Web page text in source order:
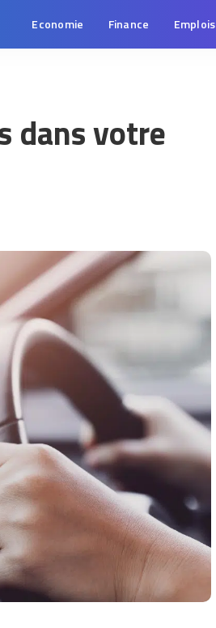
Economie Finance Emplois
dans votre